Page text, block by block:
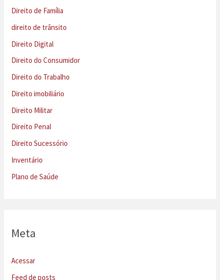
Direito de Família
direito de trânsito
Direito Digital
Direito do Consumidor
Direito do Trabalho
Direito imobiliário
Direito Militar
Direito Penal
Direito Sucessório
Inventário
Plano de Saúde
Meta
Acessar
Feed de posts